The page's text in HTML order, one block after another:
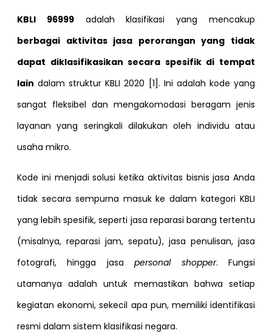
KBLI 96999adalah klasifikasi yang mencakup
berbagai aktivitas jasa perorangan yang tidak
dapat diklasifikasikan secara spesifik di tempat
lain dalam struktur KBLI 2020 [1]. Ini adalah kode yang
sangat fleksibel dan mengakomodasi beragam jenis
layanan yang seringkali dilakukan oleh individu atau
usaha mikro.
Kode ini menjadi solusi ketika aktivitas bisnis jasa Anda
tidak secara sempurna masuk ke dalam kategori KBLI
yang lebih spesifik, seperti jasa reparasi barang tertentu
(misalnya, reparasi jam, sepatu), jasa penulisan, jasa
fotografi, hingga jasapersonal shopper. Fungsi
utamanya adalah untuk memastikan bahwa setiap
kegiatan ekonomi, sekecil apa pun, memiliki identifikasi
resmi dalam sistem klasifikasi negara.